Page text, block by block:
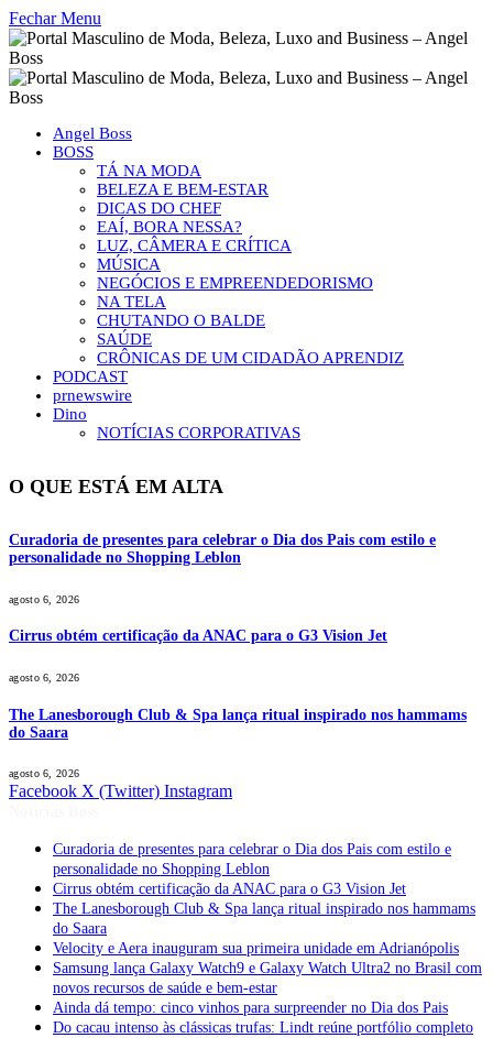
Fechar Menu
Angel Boss
BOSS
TÁ NA MODA
BELEZA E BEM-ESTAR
DICAS DO CHEF
EAÍ, BORA NESSA?
LUZ, CÂMERA E CRÍTICA
MÚSICA
NEGÓCIOS E EMPREENDEDORISMO
NA TELA
CHUTANDO O BALDE
SAÚDE
CRÔNICAS DE UM CIDADÃO APRENDIZ
PODCAST
prnewswire
Dino
NOTÍCIAS CORPORATIVAS
O QUE ESTÁ EM ALTA
Curadoria de presentes para celebrar o Dia dos Pais com estilo e
personalidade no Shopping Leblon
agosto 6, 2026
Cirrus obtém certificação da ANAC para o G3 Vision Jet
agosto 6, 2026
The Lanesborough Club & Spa lança ritual inspirado nos hammams
do Saara
agosto 6, 2026
Facebook X (Twitter) Instagram
Curadoria de presentes para celebrar o Dia dos Pais com estilo e
personalidade no Shopping Leblon
Cirrus obtém certificação da ANAC para o G3 Vision Jet
The Lanesborough Club & Spa lança ritual inspirado nos hammams
do Saara
Velocity e Aera inauguram sua primeira unidade em Adrianópolis
Samsung lança Galaxy Watch9 e Galaxy Watch Ultra2 no Brasil com
novos recursos de saúde e bem-estar
Ainda dá tempo: cinco vinhos para surpreender no Dia dos Pais
Do cacau intenso às clássicas trufas: Lindt reúne portfólio completo